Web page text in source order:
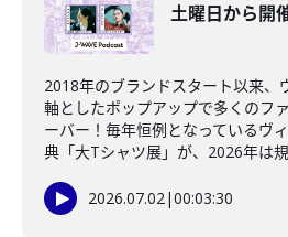
土曜日から開
2018年のブランドスタート以来、
軸としたポップアップで多くのフ
ーバー！毎年恒例となっているヴ
典「大Tシャツ展」が、2026年は
2026.07.02|00:03:30